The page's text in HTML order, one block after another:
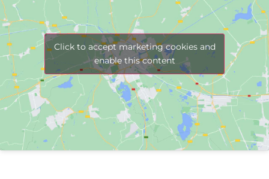
Click to accept marketing cookies and
enable this content